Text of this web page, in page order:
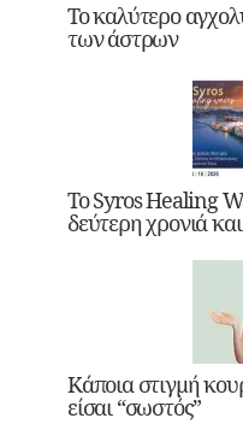
Το καλύτερο
των άστρων
Το Syros Healing
δεύτερη χρονιά
Κάποια στιγμή
είσαι “σωστός”